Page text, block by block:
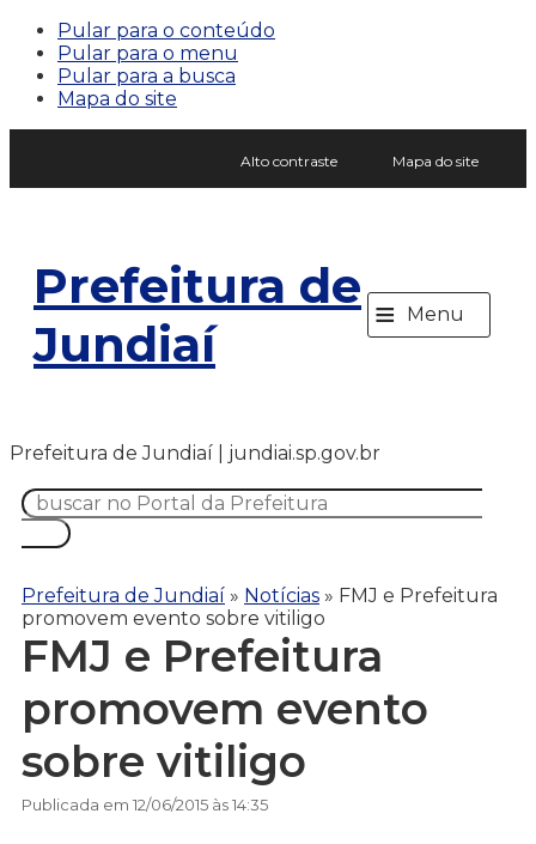
Pular para o conteúdo
Pular para o menu
Pular para a busca
Mapa do site
Alto contraste Mapa do site
Prefeitura de
Jundiaí
≡ Menu
Prefeitura de Jundiaí | jundiai.sp.gov.br
Prefeitura de Jundiaí » Notícias » FMJ e Prefeitura
promovem evento sobre vitiligo
FMJ e Prefeitura
promovem evento
sobre vitiligo
Publicada em 12/06/2015 às 14:35